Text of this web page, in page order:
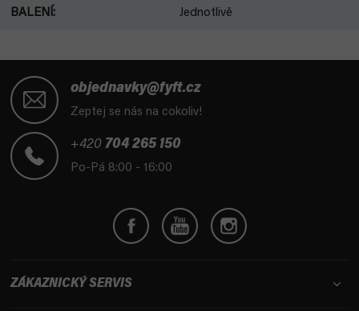
BALENÍ: Jednotlivě
objednavky@fyft.cz
Zeptej se nás na cokoliv!
+420 704 265 150
Po-Pá 8:00 - 16:00
ZÁKAZNICKÝ SERVIS